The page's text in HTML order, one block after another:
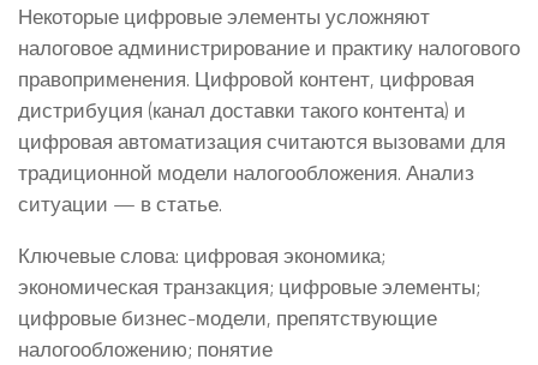
Некоторые цифровые элементы усложняют
налоговое администрирование и практику налогового
правоприменения. Цифровой контент, цифровая
дистрибуция (канал доставки такого контента) и
цифровая автоматизация считаются вызовами для
традиционной модели налогообложения. Анализ
ситуации — в статье.
Ключевые слова: цифровая экономика;
экономическая транзакция; цифровые элементы;
цифровые бизнес-модели, препятствующие
налогообложению; понятие